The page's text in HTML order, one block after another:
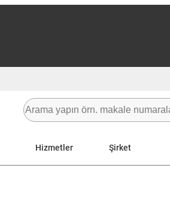
Hizmetler Şirket